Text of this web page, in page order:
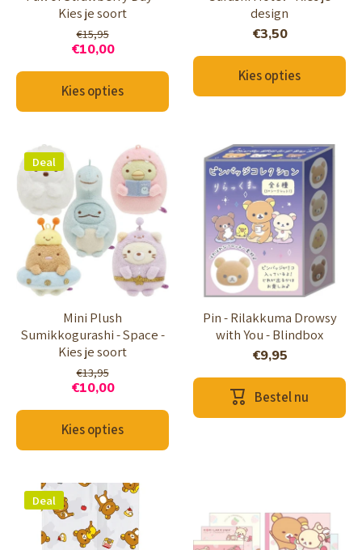
Kies je soort
€15,95
€10,00
Kies opties
design
€3,50
Kies opties
Deal
Mini Plush
Sumikkogurashi - Space -
Kies je soort
€13,95
€10,00
Kies opties
Pin - Rilakkuma Drowsy
with You - Blindbox
€9,95
Bestel nu
Deal